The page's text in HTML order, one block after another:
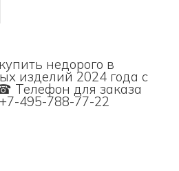
недорого в
изделий 2024 года с
Телефон для заказа
495-788-77-22